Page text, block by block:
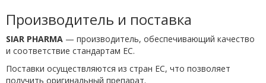
Производитель и поставка
SIAR PHARMA — производитель, обеспечивающий качество
и соответствие стандартам ЕС.
Поставки осуществляются из стран ЕС, что позволяет
получить оригинальный препарат.